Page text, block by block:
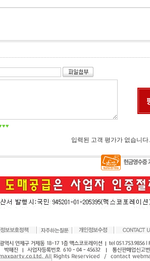
입력된 고객 평가가 없습니다.